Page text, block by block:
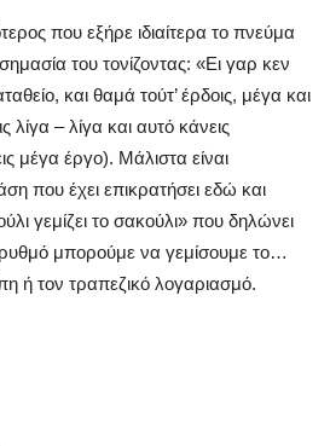
που εξήρε ιδιαίτερα το πνεύμα
του τονίζοντας: «Ει γαρ κεν
και θαμά τούτ’ έρδοις, μέγα και
λίγα – λίγα και αυτό κάνεις
μέγα έργο). Μάλιστα είναι
που έχει επικρατήσει εδώ και
γεμίζει το σακούλι» που δηλώνει
μπορούμε να γεμίσουμε το…
ή τον τραπεζικό λογαριασμό.